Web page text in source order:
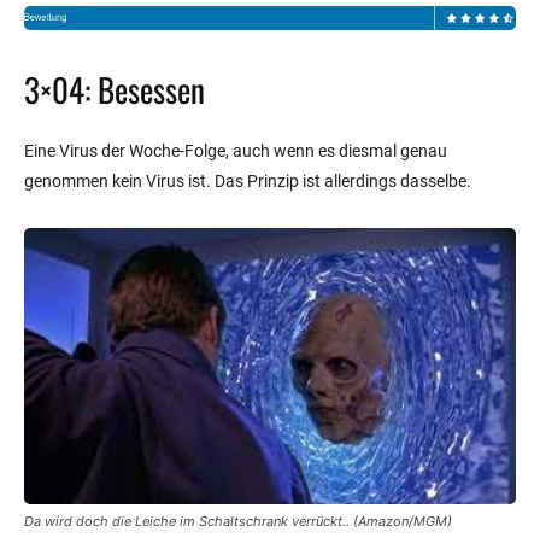
3×04: Besessen
Eine Virus der Woche-Folge, auch wenn es diesmal genau
genommen kein Virus ist. Das Prinzip ist allerdings dasselbe.
Da wird doch die Leiche im Schaltschrank verrückt.. (Amazon/MGM)